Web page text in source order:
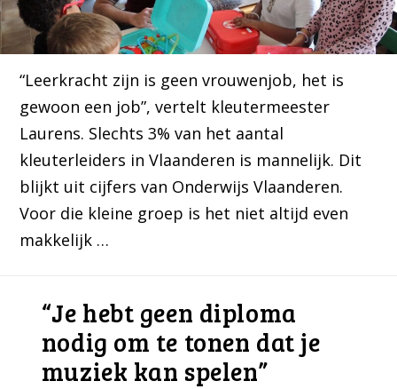
“Leerkracht zijn is geen vrouwenjob, het is
gewoon een job”, vertelt kleutermeester
Laurens. Slechts 3% van het aantal
kleuterleiders in Vlaanderen is mannelijk. Dit
blijkt uit cijfers van Onderwijs Vlaanderen.
Voor die kleine groep is het niet altijd even
makkelijk …
“Je hebt geen diploma
nodig om te tonen dat je
muziek kan spelen”